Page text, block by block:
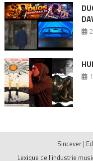
Sincever |
Lexique de l’industrie